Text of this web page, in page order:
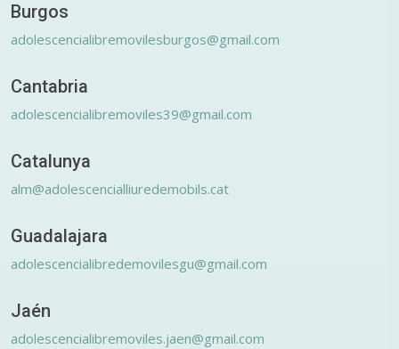
Burgos
adolescencialibremovilesburgos@gmail.com
Cantabria
adolescencialibremoviles39@gmail.com
Catalunya
alm@adolescencialliuredemobils.cat
Guadalajara
adolescencialibredemovilesgu@gmail.com
Jaén
adolescencialibremoviles.jaen@gmail.com